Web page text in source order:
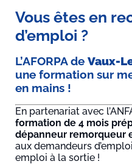
Vous êtes en
d’emploi ?
L’AFORPA de Vaux-
une formation sur
en mains !
En partenariat avec
formation de 4 mois
dépanneur remorqueur
aux demandeurs
emploi à la sortie !